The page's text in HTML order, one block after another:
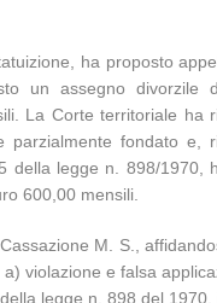
ha proposto
un assegno divorzile
La Corte territoriale ha
parzialmente fondato e,
della legge n. 898/1970,
600,00 mensili.
M. S.,
violazione e falsa
legge n. 898 del